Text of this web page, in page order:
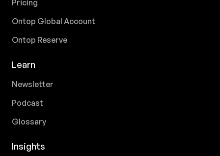
Pricing
Ontop Global Account
Ontop Reserve
Learn
Newsletter
Podcast
Glossary
Insights